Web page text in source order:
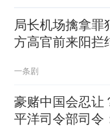
局长机场擒拿罪
方高官前来阳拦
一条剧
豪赌中国会忍让
平洋司令部司令